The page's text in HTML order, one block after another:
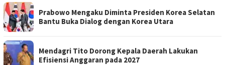
Prabowo Mengaku Diminta Presiden Korea Selatan
Bantu Buka Dialog dengan Korea Utara
Mendagri Tito Dorong Kepala Daerah Lakukan
Efisiensi Anggaran pada 2027